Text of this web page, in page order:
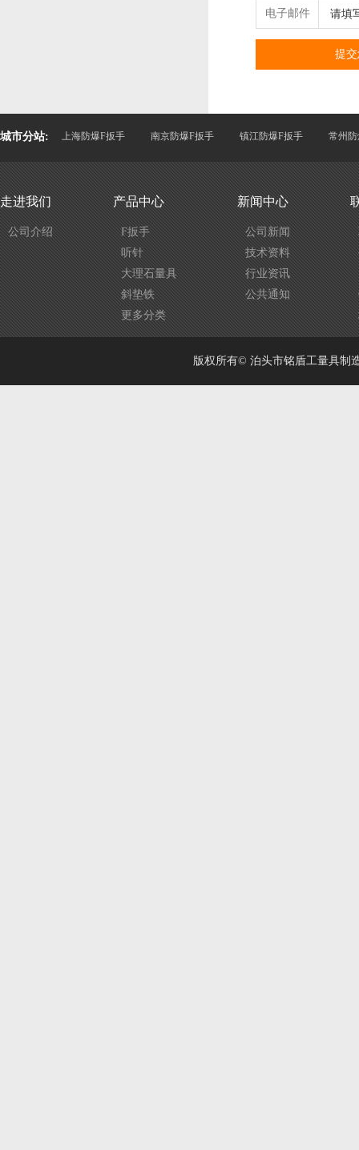
电子邮件
城市分站: 上海防爆F扳手 南京防爆F扳手 镇江防爆F扳手 常州
走进我们
公司介绍
产品中心
F扳手
听针
大理石量具
斜垫铁
更多分类
新闻中心
公司新闻
技术资料
行业资讯
公共通知
版权所有© 泊头市铭盾工量具